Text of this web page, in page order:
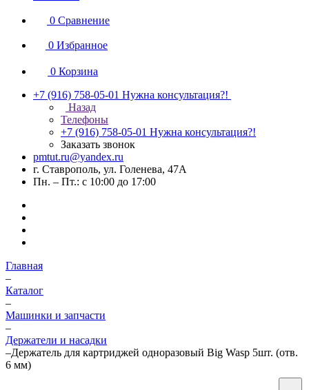
0 Сравнение
0 Избранное
0 Корзина
+7 (916) 758-05-01 Нужна консультация?!
Назад
Телефоны
+7 (916) 758-05-01 Нужна консультация?!
Заказать звонок
pmtut.ru@yandex.ru
г. Ставрополь, ул. Голенева, 47А
Пн. – Пт.: с 10:00 до 17:00
Главная
–
Каталог
–
Машинки и запчасти
–
Держатели и насадки
–Держатель для картриджей одноразовый Big Wasp 5шт. (отв.
6 мм)